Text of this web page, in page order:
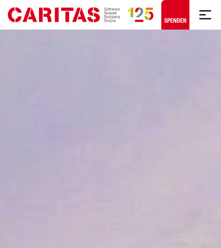
Zum Hauptinhalt springen
SPENDEN